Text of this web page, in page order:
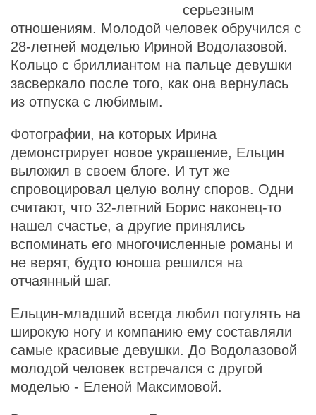
серьезным
отношениям. Молодой человек обручился с
28-летней моделью Ириной Водолазовой.
Кольцо с бриллиантом на пальце девушки
засверкало после того, как она вернулась
из отпуска с любимым.
Фотографии, на которых Ирина
демонстрирует новое украшение, Ельцин
выложил в своем блоге. И тут же
спровоцировал целую волну споров. Одни
считают, что 32-летний Борис наконец-то
нашел счастье, а другие принялись
вспоминать его многочисленные романы и
не верят, будто юноша решился на
отчаянный шаг.
Ельцин-младший всегда любил погулять на
широкую ногу и компанию ему составляли
самые красивые девушки. До Водолазовой
молодой человек встречался с другой
моделью - Еленой Максимовой.